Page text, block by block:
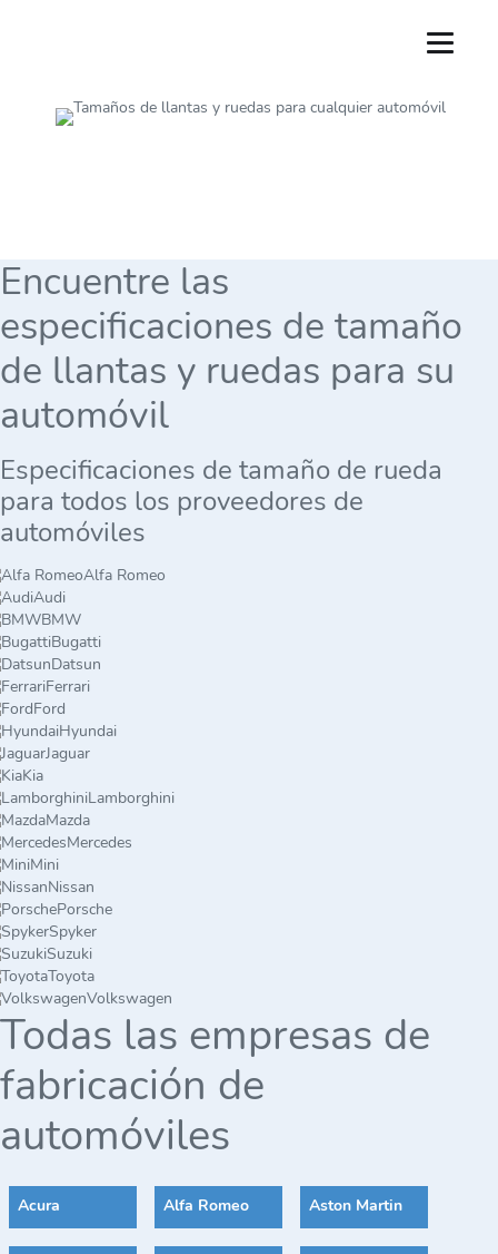
Encuentre las
especificaciones de tamaño
de llantas y ruedas para su
automóvil
Especificaciones de tamaño de rueda
para todos los proveedores de
automóviles
Alfa Romeo
Audi
BMW
Bugatti
Datsun
Ferrari
Ford
Hyundai
Jaguar
Kia
Lamborghini
Mazda
Mercedes
Mini
Nissan
Porsche
Spyker
Suzuki
Toyota
Volkswagen
Todas las empresas de
fabricación de
automóviles
Acura Alfa Romeo Aston Martin